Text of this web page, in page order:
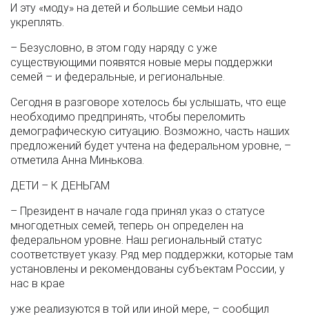
И эту «моду» на детей и большие семьи надо
укреплять.
– Безусловно, в этом году наряду с уже
существующими появятся новые меры поддержки
семей – и федеральные, и региональные.
Сегодня в разговоре хотелось бы услышать, что еще
необходимо предпринять, чтобы переломить
демографическую ситуацию. Возможно, часть наших
предложений будет учтена на федеральном уровне, –
отметила Анна Минькова.
ДЕТИ – К ДЕНЬГАМ
– Президент в начале года принял указ о статусе
многодетных семей, теперь он определен на
федеральном уровне. Наш региональный статус
соответствует указу. Ряд мер поддержки, которые там
установлены и рекомендованы субъектам России, у
нас в крае
уже реализуются в той или иной мере, – сообщил